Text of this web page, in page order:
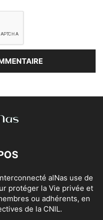
alNas use de
protéger la Vie privée et
ou adhérents, en
de la CNIL.